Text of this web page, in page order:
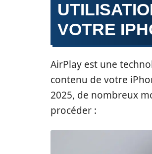
VOTRE
AirPlay est une
contenu de votre
2025, de nombreux
procéder :